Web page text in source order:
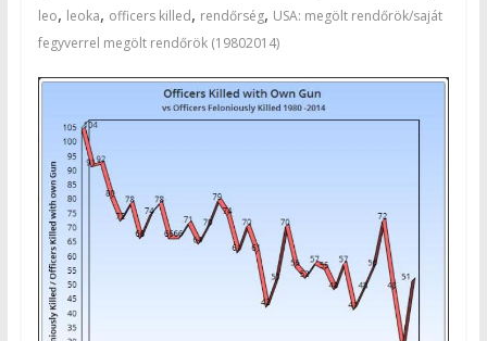
leo, leoka, officers killed, rendőrség, USA: megölt rendőrök/saját
fegyverrel megölt rendőrök (19802014)